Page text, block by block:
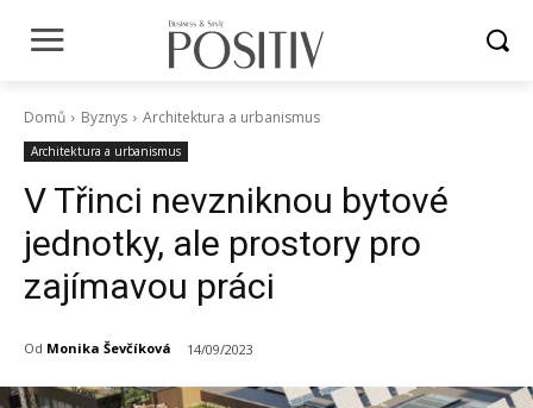
Domů Byznys Architektura a urbanismus
Architektura a urbanismus
V Třinci nevzniknou bytové
jednotky, ale prostory pro
zajímavou práci
Od Monika Ševčíková 14/09/2023